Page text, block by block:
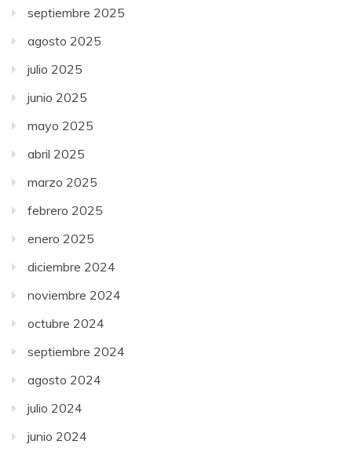
septiembre 2025
agosto 2025
julio 2025
junio 2025
mayo 2025
abril 2025
marzo 2025
febrero 2025
enero 2025
diciembre 2024
noviembre 2024
octubre 2024
septiembre 2024
agosto 2024
julio 2024
junio 2024